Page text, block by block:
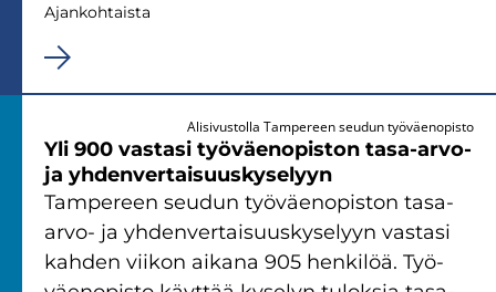
Ajan­koh­tais­ta
Alisivustolla Tampereen seudun työväenopisto
Yli 900 vas­ta­si työ­väen­opis­ton tasa-​arvo-
ja yh­den­ver­tai­suus­ky­se­lyyn
Tam­pe­reen seu­dun työ­väen­opis­ton tasa-​
arvo- ja yh­den­ver­tai­suus­ky­se­lyyn vas­ta­si
kah­den vii­kon ai­ka­na 905 hen­ki­löä. Työ­